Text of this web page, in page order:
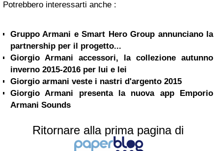
Potrebbero interessarti anche :
Gruppo Armani e Smart Hero Group annunciano la
partnership per il progetto...
Giorgio Armani accessori, la collezione autunno
inverno 2015-2016 per lui e lei
Giorgio armani veste i nastri d'argento 2015
Giorgio Armani presenta la nuova app Emporio
Ritornare alla prima pagina di